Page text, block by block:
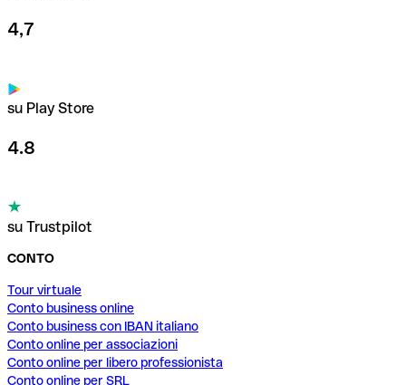
4,7
su Play Store
4.8
su Trustpilot
CONTO
Tour virtuale
Conto business online
Conto business con IBAN italiano
Conto online per associazioni
Conto online per libero professionista
Conto online per SRL